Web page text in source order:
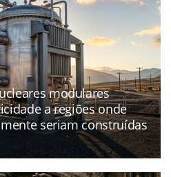
modulares
a regiões onde
seriam construídas